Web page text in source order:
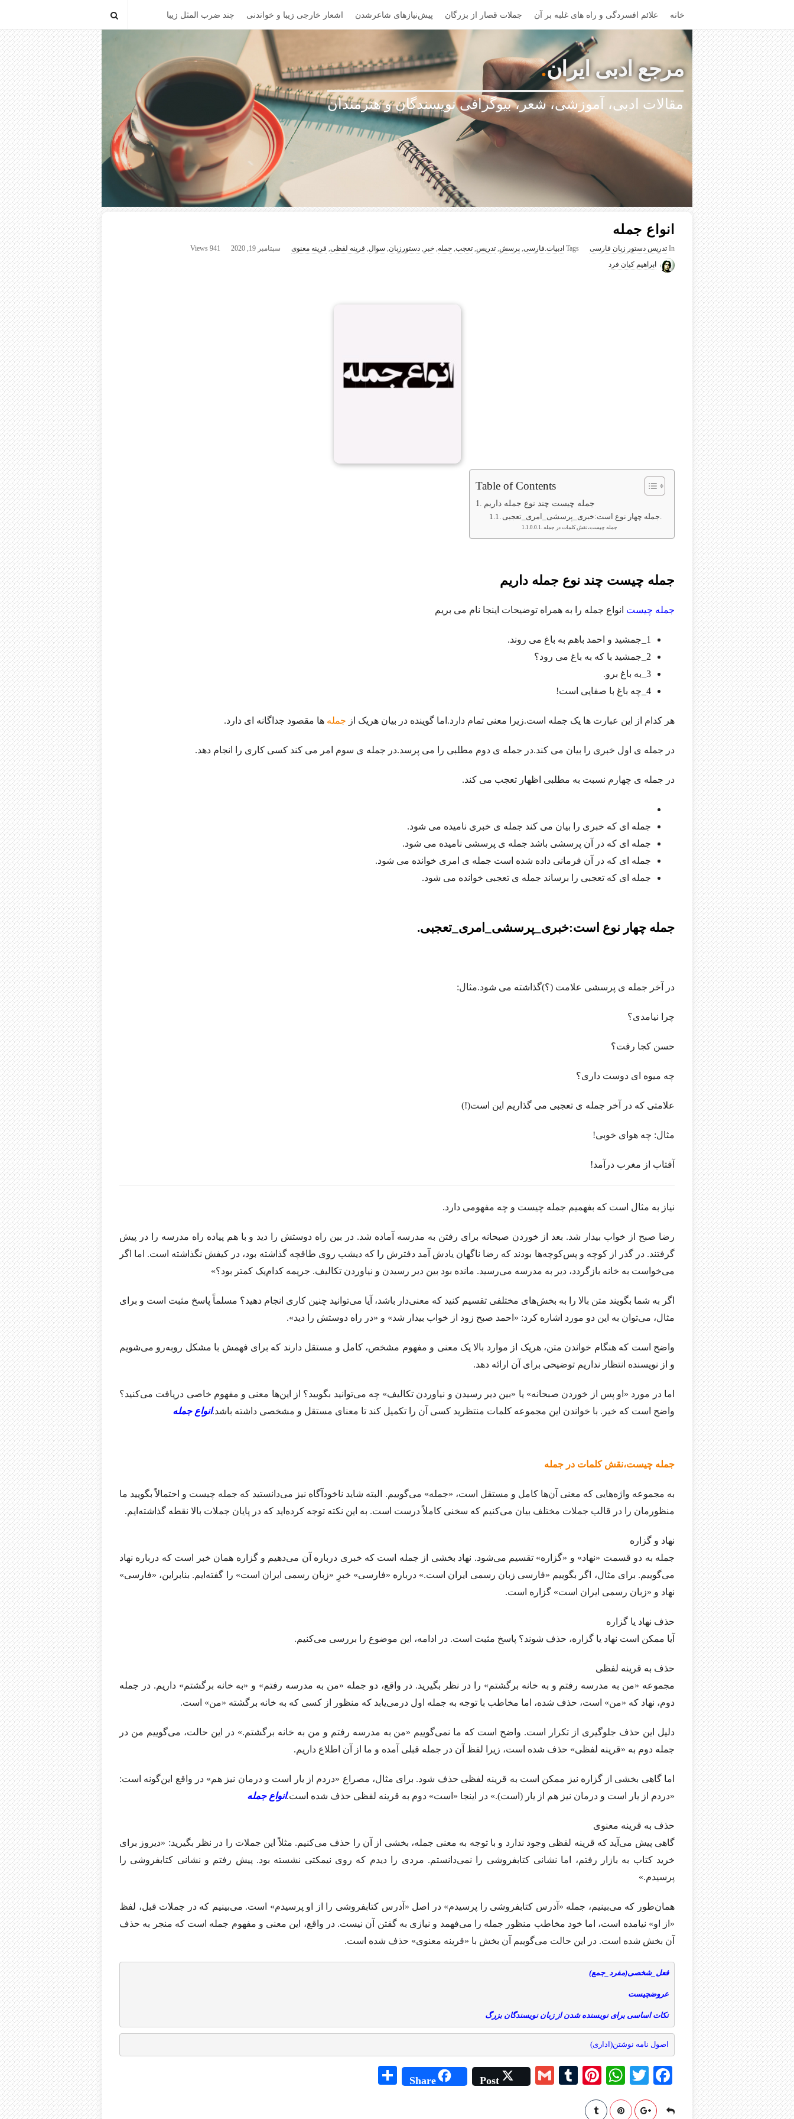
خانه علائم افسردگی و راه های غلبه بر آن جملات قصار از بزرگان پیش‌نیازهای شاعرشدن اشعار خارجی زیبا و خواندنی چند ضرب المثل زیبا
مرجع ادبی ایران.
مقالات ادبی، آموزشی، شعر، بیوگرافی نویسندگان و هنرمندان
انواع جمله
In تدریس دستور زبان فارسی Tags ادبیات.فارسی, پرسش, تدریس, تعجب, جمله, خبر , دستورزبان, سوال, قرینه لفظی, قرینه معنوی سپتامبر 19, 2020
941 Views
ابراهیم کیان فرد
Table of Contents
جمله چیست،نقش کلمات در جمله
جمله چیست چند نوع جمله داریم
جمله چیست انواع جمله را به همراه توضیحات اینجا نام می بریم
1_جمشید و احمد باهم به باغ می روند.
2_جمشید با که به باغ می رود؟
3_به باغ برو.
4_چه باغ با صفایی است!
هر کدام از این عبارت ها یک جمله است.زیرا معنی تمام دارد.اما گوینده در بیان هریک از جمله ها مقصود جداگانه ای دارد.
در جمله ی اول خبری را بیان می کند.در جمله ی دوم مطلبی را می پرسد.در جمله ی سوم امر می کند کسی کاری را انجام دهد.
در جمله ی چهارم نسبت به مطلبی اظهار تعجب می کند.
جمله ای که خبری را بیان می کند جمله ی خبری نامیده می شود.
جمله ای که در آن پرسشی باشد جمله ی پرسشی نامیده می شود.
جمله ای که در آن فرمانی داده شده است جمله ی امری خوانده می شود.
جمله ای که تعجبی را برساند جمله ی تعجبی خوانده می شود.
جمله چهار نوع است:خبری_پرسشی_امری_تعجبی.
در آخر جمله ی پرسشی علامت (؟)گذاشته می شود.مثال:
چرا نیامدی؟
حسن کجا رفت؟
چه میوه ای دوست داری؟
علامتی که در آخر جمله ی تعجبی می گذاریم این است(!)
مثال: چه هوای خوبی!
آفتاب از مغرب درآمد!
نیاز به مثال است که بفهمیم جمله چیست و چه مفهومی دارد.
رضا صبح از خواب بیدار شد. بعد از خوردن صبحانه برای رفتن به مدرسه آماده شد. در بین راه دوستش را دید و با هم پیاده راه مدرسه را در پیش
گرفتند. در گذر از کوچه و پس‌کوچه‌ها بودند که رضا ناگهان یادش آمد دفترش را که دیشب روی طاقچه گذاشته بود، در کیفش نگذاشته است. اما اگر
می‌خواست به خانه بازگردد، دیر به مدرسه می‌رسید. مانده بود بین دیر رسیدن و نیاوردن تکالیف. جریمه کدام‌یک کمتر بود؟»
اگر به شما بگویند متن بالا را به بخش‌های مختلفی تقسیم کنید که معنی‌دار باشد، آیا می‌توانید چنین کاری انجام دهید؟ مسلماً‌ پاسخ مثبت است و برای
مثال، می‌توان به این دو مورد اشاره کرد: «احمد صبح زود از خواب بیدار شد» و «در راه دوستش را دید».
واضح است که هنگام خواندن متن، هریک از موارد بالا یک معنی و مفهوم مشخص، کامل و مستقل دارند که برای فهمش با مشکل روبه‌رو می‌شویم
و از نویسنده انتظار نداریم توضیحی برای آن ارائه دهد.
اما در مورد «او پس از خوردن صبحانه» یا «بین دیر رسیدن و نیاوردن تکالیف» چه می‌توانید بگویید؟ از این‌ها معنی و مفهوم خاصی دریافت می‌کنید؟
واضح است که خیر. با خواندن این مجموعه کلمات منتظرید کسی آن را تکمیل کند تا معنای مستقل و مشخصی داشته باشد.انواع جمله
جمله چیست،نقش کلمات در جمله
به مجموعه واژه‌هایی که معنی آن‌ها کامل و مستقل است، «جمله» می‌گوییم. البته شاید ناخودآگاه نیز می‌دانستید که جمله چیست و احتمالاً بگویید ما
منظورمان را در قالب جملات مختلف بیان می‌کنیم که سخنی کاملاً درست است. به این نکته توجه کرده‌اید که در پایان جملات بالا نقطه گذاشته‌ایم.
نهاد و گزاره
جمله به دو قسمت «نهاد» و «گزاره» تقسیم می‌شود. نهاد بخشی از جمله است که خبری درباره آن می‌دهیم و گزاره همان خبر است که درباره نهاد
می‌گوییم. برای مثال، اگر بگوییم «فارسی زبان رسمی ایران است.» درباره «فارسی» خبرِ «زبان رسمی ایران است» را گفته‌ایم. بنابراین، «فارسی»
نهاد و «زبان رسمی ایران است» گزاره است.
حذف نهاد یا گزاره
آیا ممکن است نهاد یا گزاره، حذف شوند؟ پاسخ مثبت است. در ادامه، این موضوع را بررسی می‌کنیم.
حذف به قرینه لفظی
مجموعه «من به مدرسه رفتم و به خانه برگشتم» را در نظر بگیرید. در واقع، دو جمله «من به مدرسه رفتم» و «به خانه برگشتم» داریم. در جمله
دوم، نهاد که «من» است، حذف شده، اما مخاطب با توجه به جمله اول درمی‌یابد که منظور از کسی که به خانه برگشته «من» است.
دلیل این حذف جلوگیری از تکرار است. واضح است که ما نمی‌گوییم «من به مدرسه رفتم و من به خانه برگشتم.» در این حالت، می‌گوییم من در
جمله دوم به «قرینه لفظی» حذف شده است، زیرا لفظ آن در جمله قبلی آمده و ما از آن اطلاع داریم.
اما گاهی بخشی از گزاره نیز ممکن است به قرینه لفظی حذف شود. برای مثال، مصراع «دردم از یار است و درمان نیز هم» در واقع این‌گونه است:
«دردم از یار است و درمان نیز هم از یار (است).» در اینجا «است» دوم به قرینه لفظی حذف شده است.انواع جمله
حذف به قرینه معنوی
گاهی پیش می‌آید که قرینه لفظی وجود ندارد و با توجه به معنی جمله، بخشی از آن را حذف می‌کنیم. مثلاً این جملات را در نظر بگیرید: «دیروز برای
خرید کتاب به بازار رفتم، اما نشانی کتابفروشی را نمی‌دانستم. مردی را دیدم که روی نیمکتی نشسته بود. پیش رفتم و نشانی کتابفروشی را
پرسیدم.»
همان‌طور که می‌بینیم، جمله «آدرس کتابفروشی را پرسیدم» در اصل «آدرس کتابفروشی را از او پرسیدم» است. می‌بینیم که در جملات قبل، لفظ
«از او» نیامده است، اما خود مخاطب منظور جمله را می‌فهمد و نیازی به گفتن آن نیست. در واقع، این معنی و مفهوم جمله است که منجر به حذف
آن بخش شده است. در این حالت می‌گوییم آن بخش با «قرینه معنوی» حذف شده است.
فعل_شخصی(مفرد_جمع)
عروضچیست
نکات اساسی برای نویسنده شدن از زبان نویسندگان بزرگ
اصول نامه نوشتن(اداری)
Fa
ce
bo
T
wi
tte
W
ha
ts
Pi
T
G
Post
Share